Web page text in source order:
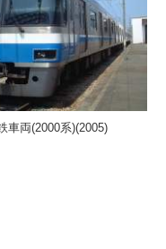
車両(2000系)(2005)